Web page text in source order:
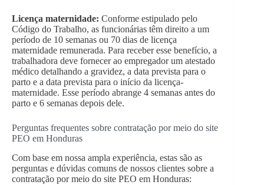
Licença maternidade: Conforme estipulado pelo
Código do Trabalho, as funcionárias têm direito a um
período de 10 semanas ou 70 dias de licença
maternidade remunerada. Para receber esse benefício, a
trabalhadora deve fornecer ao empregador um atestado
médico detalhando a gravidez, a data prevista para o
parto e a data prevista para o início da licença-
maternidade. Esse período abrange 4 semanas antes do
parto e 6 semanas depois dele.
Perguntas frequentes sobre contratação por meio do site
PEO em Honduras
Com base em nossa ampla experiência, estas são as
perguntas e dúvidas comuns de nossos clientes sobre a
contratação por meio do site PEO em Honduras: